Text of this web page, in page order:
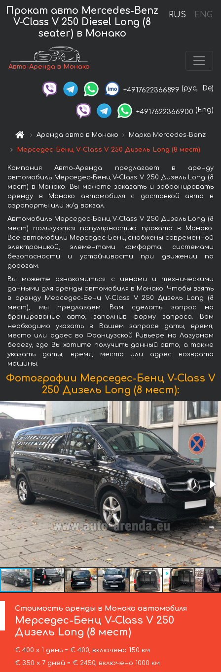
RUS ENG
Прокат авто Mercedes-Benz
V-Class V 250 Diesel Long (8
seater) в Монако
Авто-Аренда в Монако
+4917622366899 (рус, De)
+4917622366900 (Eng)
Аренда авто в Монако Марка Mercedes-Benz
Мерседес-Бенц V-Class V 250 Дизель Long (8 мест)
Компания Авто-Аренда предлагает в аренду
автомобиль Мерседес-Бенц V-Class V 250 Дизель Long (8
мест) в Монако. Вы можете заказать и забронировать
аренду в Монако автомобиля с доставкой авто в
аэропорты или ж/д вокзал.
Автомобиль Мерседес-Бенц V-Class V 250 Дизель Long (8
мест) пользуются популярностью проката в Монако.
Все автомобили Мерседес-Бенц снабжены современной
электроникой, элементами комфорта, системами
безопасности и устойчивости при движении по
дорогам.
Вы можете ознакомиться с ценами и техническими
данными для аренды автомобиля в Монако. Чтобы взять
в аренду Мерседес-Бенц V-Class V 250 Дизель Long (8
мест), мы предлагаем Вам сделать запрос на
бронирование авто, заполнив форму запроса. Вам
необходимо указать в Вашем запросе даты, время,
место или адрес во Французской Ривьере на Лазурном
берегу, где Вы хотите получить данный авто, а также
указать даты, время, место или адрес возврата
машины.
Фотографии Мерседес-Бенц V-Class V
250 Дизель Long (8 мест):
Стоимость аренды в Монако автомобиля
Мерседес-Бенц V-Class V 250
Дизель Long (8 мест)
€ 400 х 1 день = € 400, включено 150 км
€ 350 х 7 дней = € 2450, включено 1000 км